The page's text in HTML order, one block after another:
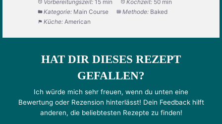
Vorbereitungszeit: 15 min Kochzeit: 50 min
Kategorie: Main Course Methode: Baked
Küche: American
HAT DIR DIESES REZEPT
GEFALLEN?
Ich würde mich sehr freuen, wenn du unten eine
Bewertung oder Rezension hinterlässt! Dein Feedback hilft
anderen, die beliebtesten Rezepte zu finden!